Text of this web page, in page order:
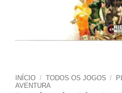
INÍCIO / TODOS OS JOGOS /
AVENTURA